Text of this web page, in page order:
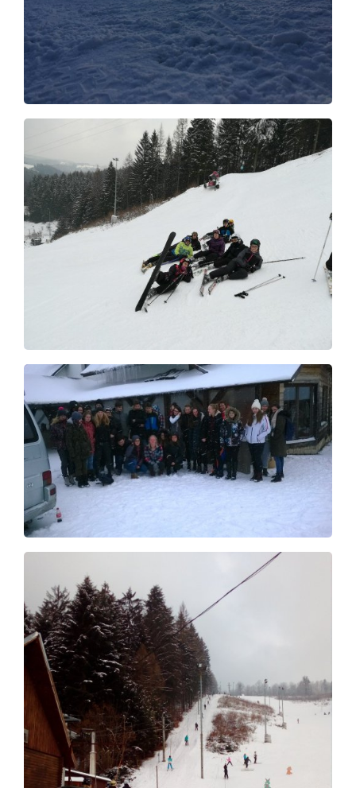
Škola
Studium
Projekty
Video a audio
Virtuální prohlídka
Kontakty